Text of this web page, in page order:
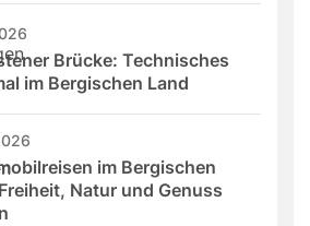
Brücke: Technisches
im Bergischen Land
im Bergischen
Natur und Genuss